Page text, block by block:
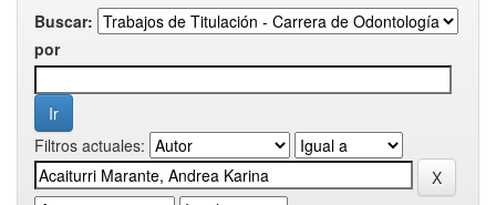
Buscar:
por
Filtros actuales: